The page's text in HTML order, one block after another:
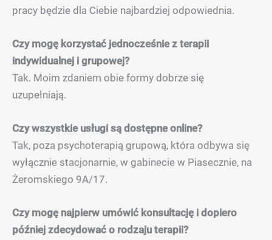
pracy będzie dla Ciebie najbardziej odpowiednia.
Czy mogę korzystać jednocześnie z terapii
indywidualnej i grupowej?
Tak. Moim zdaniem obie formy dobrze się
uzupełniają.
Czy wszystkie usługi są dostępne online?
Tak, poza psychoterapią grupową, która odbywa się
wyłącznie stacjonarnie, w gabinecie w Piasecznie, na
Żeromskiego 9A/17.
Czy mogę najpierw umówić konsultację i dopiero
później zdecydować o rodzaju terapii?